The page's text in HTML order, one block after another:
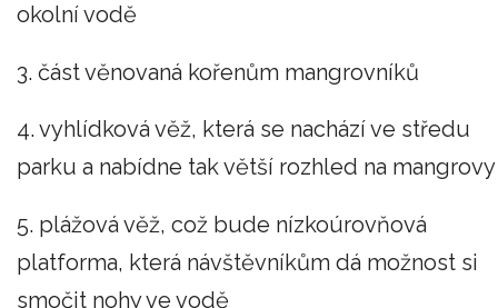
okolní vodě
3. část věnovaná kořenům mangrovníků
4. vyhlídková věž, která se nachází ve středu
parku a nabídne tak větší rozhled na mangrovy
5. plážová věž, což bude nízkoúrovňová
platforma, která návštěvníkům dá možnost si
smočit nohy ve vodě